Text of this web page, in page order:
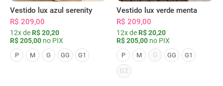
Vestido lux azul serenity
R$ 209,00
12x de R$ 20,20
R$ 205,00 no PIX
P M G GG G1
Vestido lux verde menta
R$ 209,00
12x de R$ 20,20
R$ 205,00 no PIX
P M G GG G1
G2